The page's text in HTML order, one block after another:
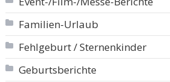
Familien-Urlaub
Fehlgeburt / Sternenkinder
Geburtsberichte